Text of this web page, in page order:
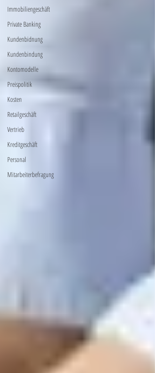
Immobiliengeschäft
Private Banking
Kundenbidnung
Kundenbindung
Kontomodelle
Preispolitik
Kosten
Retailgeschäft
Vertrieb
Kreditgeschäft
Personal
Mitarbeiterbefragung